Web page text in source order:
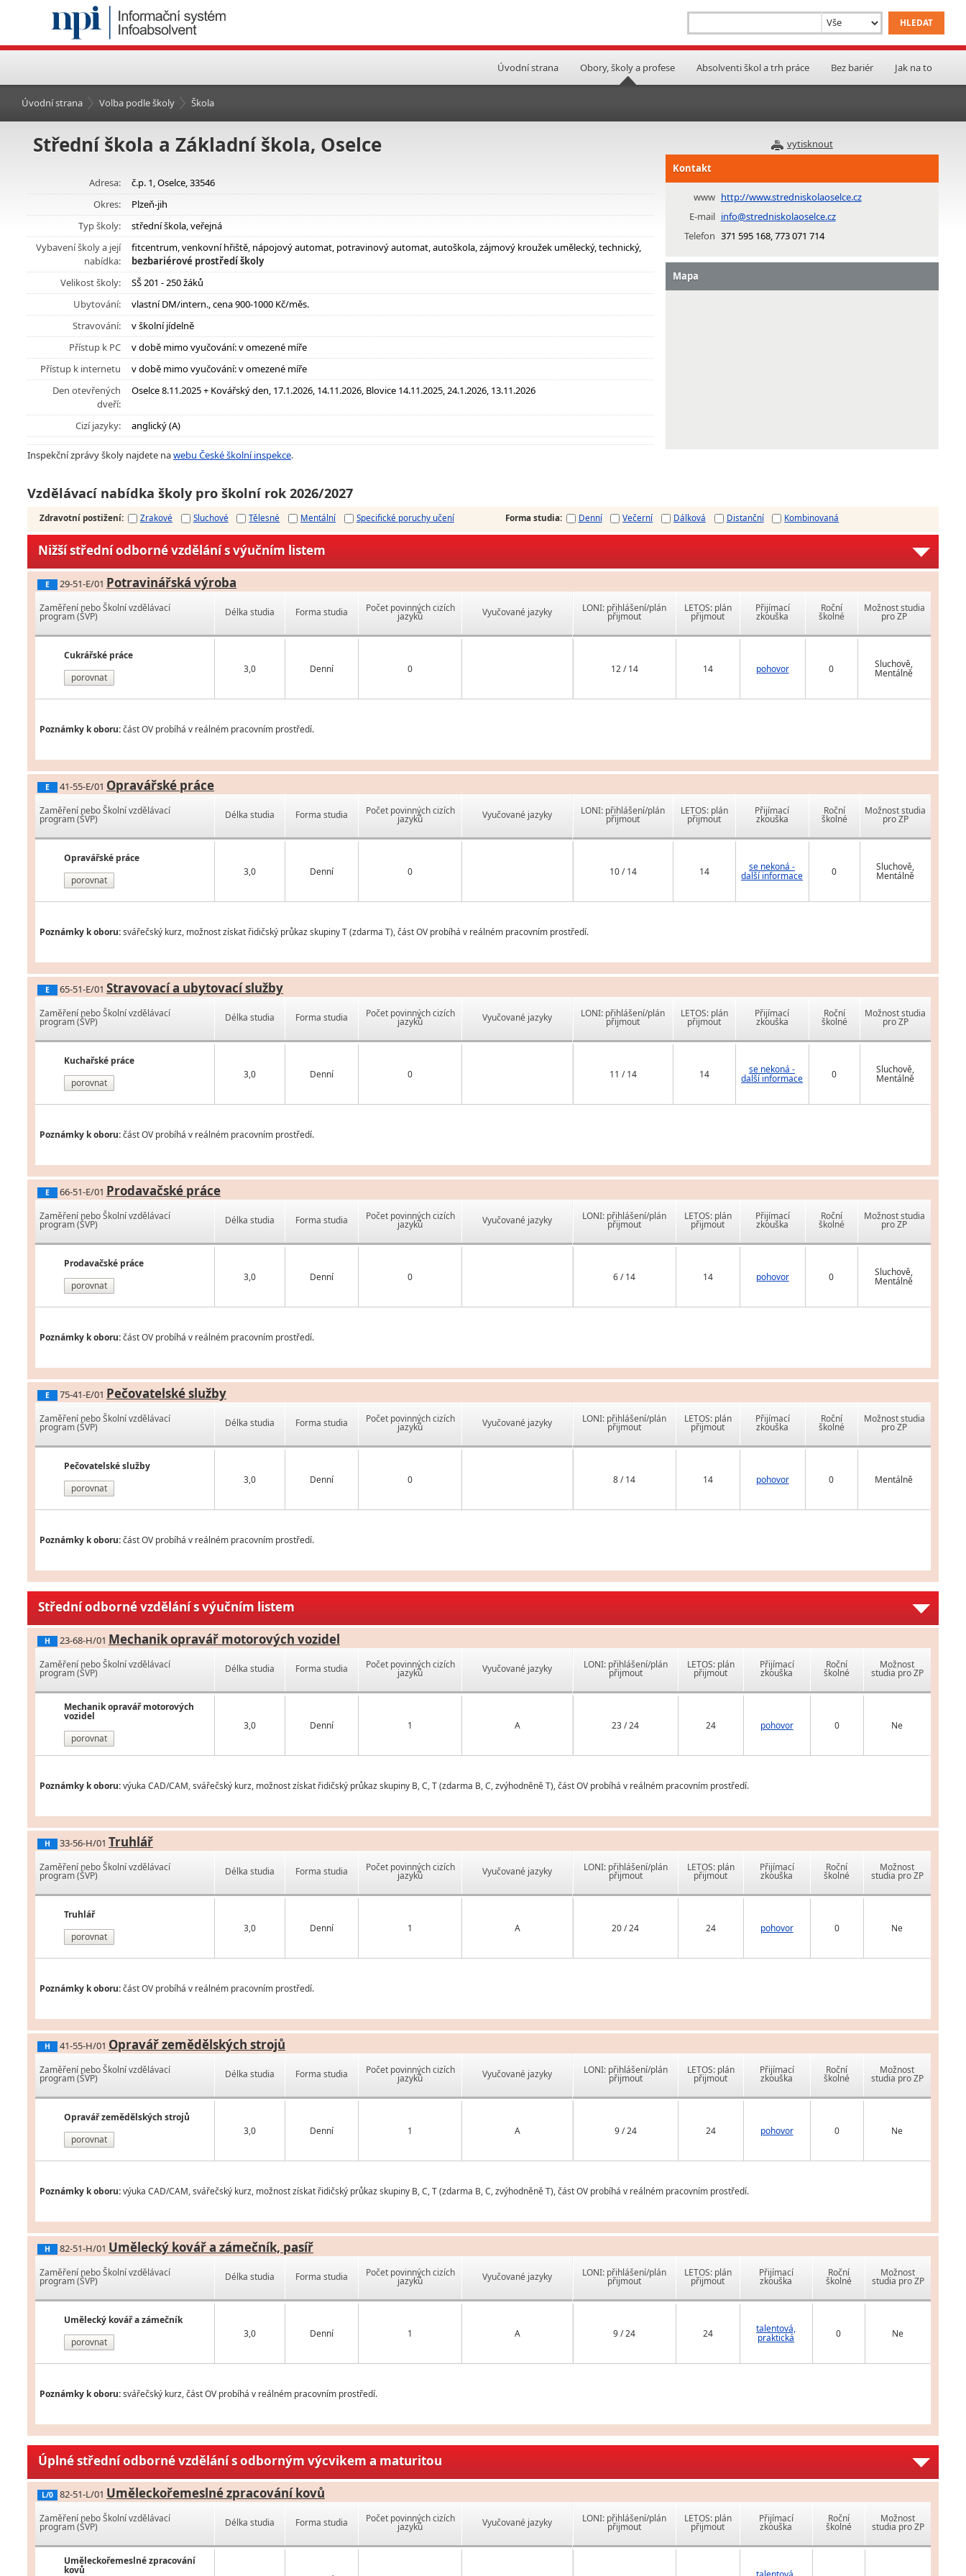
Úvodní strana Obory, školy a profese Absolventi škol a trh práce Bez bariér Jak na to
Úvodní strana Volba podle školy Škola
vytisknout
Střední škola a Základní škola, Oselce
Adresa:
č.p. 1, Oselce, 33546
Okres:
Plzeň-jih
Typ školy:
střední škola, veřejná
Vybavení školy a její
nabídka:
fitcentrum, venkovní hřiště, nápojový automat, potravinový automat, autoškola, zájmový kroužek umělecký, technický,
bezbariérové prostředí školy
Velikost školy:
SŠ 201 - 250 žáků
Ubytování:
vlastní DM/intern., cena 900-1000 Kč/měs.
Stravování:
v školní jídelně
Přístup k PC
v době mimo vyučování: v omezené míře
Přístup k internetu
v době mimo vyučování: v omezené míře
Den otevřených
dveří:
Oselce 8.11.2025 + Kovářský den, 17.1.2026, 14.11.2026, Blovice 14.11.2025, 24.1.2026, 13.11.2026
Cizí jazyky: anglický (A)
Inspekční zprávy školy najdete nawebu České školní inspekce.
Kontakt
www http://www.stredniskolaoselce.cz
E-mail info@stredniskolaoselce.cz
Telefon 371 595 168, 773 071 714
Mapa
Vzdělávací nabídka školy pro školní rok 2026/2027
Zdravotní postižení: Zrakové Sluchové Tělesné Mentální Specifické poruchy učení Forma studia: Denní Večerní Dálková Distanční Kombinovaná
Nižší střední odborné vzdělání s výučním listem
E 29-51-E/01 Potravinářská výroba
Zaměření nebo Školní vzdělávací
program (ŠVP)
Cukrářské práce
porovnat
Délka studia Forma studia Počet povinných cizích
jazyků Vyučované jazyky
3,0 Denní 0
LONI: přihlášení/plán
přijmout
LETOS: plán
přijmout
Přijímací
zkouška
Roční
školné
Možnost studia
pro ZP
12 / 14 14 pohovor 0 Sluchově,
Mentálně
Poznámky k oboru:část OV probíhá v reálném pracovním prostředí.
E 41-55-E/01 Opravářské práce
Zaměření nebo Školní vzdělávací
program (ŠVP)
Opravářské práce
porovnat
Délka studia Forma studia Počet povinných cizích
jazyků Vyučované jazyky
3,0 Denní 0
LONI: přihlášení/plán
přijmout
LETOS: plán
přijmout
Přijímací
zkouška
Roční
školné
Možnost studia
pro ZP
10 / 14 14 se nekoná -
další informace 0 Sluchově,
Mentálně
Poznámky k oboru:svářečský kurz, možnost získat řidičský průkaz skupiny T (zdarma T), část OV probíhá v reálném pracovním prostředí.
E 65-51-E/01 Stravovací a ubytovací služby
Zaměření nebo Školní vzdělávací
program (ŠVP)
Kuchařské práce
porovnat
Délka studia Forma studia Počet povinných cizích
jazyků Vyučované jazyky
3,0 Denní 0
LONI: přihlášení/plán
přijmout
LETOS: plán
přijmout
Přijímací
zkouška
Roční
školné
Možnost studia
pro ZP
11 / 14 14 se nekoná -
další informace 0 Sluchově,
Mentálně
Poznámky k oboru:část OV probíhá v reálném pracovním prostředí.
E 66-51-E/01 Prodavačské práce
Zaměření nebo Školní vzdělávací
program (ŠVP)
Prodavačské práce
porovnat
Délka studia Forma studia Počet povinných cizích
jazyků Vyučované jazyky
3,0 Denní 0
LONI: přihlášení/plán
přijmout
LETOS: plán
přijmout
Přijímací
zkouška
Roční
školné
Možnost studia
pro ZP
6 / 14 14 pohovor 0 Sluchově,
Mentálně
Poznámky k oboru:část OV probíhá v reálném pracovním prostředí.
E 75-41-E/01 Pečovatelské služby
Zaměření nebo Školní vzdělávací
program (ŠVP)
Pečovatelské služby
porovnat
Délka studia Forma studia Počet povinných cizích
jazyků Vyučované jazyky
3,0 Denní 0
LONI: přihlášení/plán
přijmout
LETOS: plán
přijmout
Přijímací
zkouška
Roční
školné
Možnost studia
pro ZP
8 / 14 14 pohovor 0 Mentálně
Poznámky k oboru:část OV probíhá v reálném pracovním prostředí.
Střední odborné vzdělání s výučním listem
H 23-68-H/01 Mechanik opravář motorových vozidel
Zaměření nebo Školní vzdělávací
program (ŠVP)
Mechanik opravář motorových
vozidel
porovnat
Délka studia Forma studia Počet povinných cizích
jazyků Vyučované jazyky
3,0 Denní 1 A
LONI: přihlášení/plán
přijmout
LETOS: plán
přijmout
Přijímací
zkouška
Roční
školné
Možnost
studia pro ZP
23 / 24 24 pohovor 0 Ne
Poznámky k oboru:výuka CAD/CAM, svářečský kurz, možnost získat řidičský průkaz skupiny B, C, T (zdarma B, C, zvýhodněně T), část OV probíhá v reálném pracovním prostředí.
H 33-56-H/01 Truhlář
Zaměření nebo Školní vzdělávací
program (ŠVP)
Truhlář
porovnat
Délka studia Forma studia Počet povinných cizích
jazyků Vyučované jazyky
3,0 Denní 1 A
LONI: přihlášení/plán
přijmout
LETOS: plán
přijmout
Přijímací
zkouška
Roční
školné
Možnost
studia pro ZP
20 / 24 24 pohovor 0 Ne
Poznámky k oboru:část OV probíhá v reálném pracovním prostředí.
H 41-55-H/01 Opravář zemědělských strojů
Zaměření nebo Školní vzdělávací
program (ŠVP)
Opravář zemědělských strojů
porovnat
Délka studia Forma studia Počet povinných cizích
jazyků Vyučované jazyky
3,0 Denní 1 A
LONI: přihlášení/plán
přijmout
LETOS: plán
přijmout
Přijímací
zkouška
Roční
školné
Možnost
studia pro ZP
9 / 24 24 pohovor 0 Ne
Poznámky k oboru:výuka CAD/CAM, svářečský kurz, možnost získat řidičský průkaz skupiny B, C, T (zdarma B, C, zvýhodněně T), část OV probíhá v reálném pracovním prostředí.
H 82-51-H/01 Umělecký kovář a zámečník, pasíř
Zaměření nebo Školní vzdělávací
program (ŠVP)
Umělecký kovář a zámečník
porovnat
Délka studia Forma studia Počet povinných cizích
jazyků Vyučované jazyky
3,0 Denní 1 A
LONI: přihlášení/plán
přijmout
LETOS: plán
přijmout
Přijímací
zkouška
Roční
školné
Možnost
studia pro ZP
9 / 24 24 talentová,
praktická 0 Ne
Poznámky k oboru:svářečský kurz, část OV probíhá v reálném pracovním prostředí.
Úplné střední odborné vzdělání s odborným výcvikem a maturitou
L/0 82-51-L/01 Uměleckořemeslné zpracování kovů
Zaměření nebo Školní vzdělávací
program (ŠVP)
Uměleckořemeslné zpracování
kovů
Délka studia Forma studia Počet povinných cizích
jazyků Vyučované jazyky LONI: přihlášení/plán
přijmout
LETOS: plán
přijmout
Přijímací
zkouška
Roční
školné
Možnost
studia pro ZP